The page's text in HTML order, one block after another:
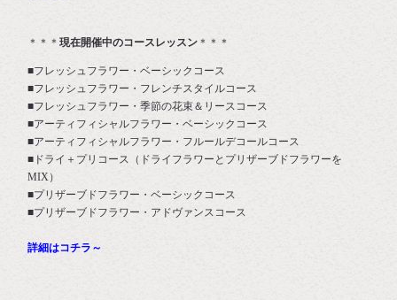
＊＊＊現在開催中のコースレッスン ＊＊＊
■フレッシュフラワー・ベーシックコース
■フレッシュフラワー・フレンチスタイルコース
■フレッシュフラワー・季節の花束＆リースコース
■アーティフィシャルフラワー・ベーシックコース
■アーティフィシャルフラワー・フルールデコールコース
■ドライ＋プリコース（ドライフラワーとプリザーブドフラワーを
MIX）
■プリザーブドフラワー・ベーシックコース
■プリザーブドフラワー・アドヴァンスコース
詳細はコチラ～